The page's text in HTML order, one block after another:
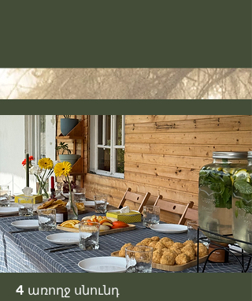
4 առողջ սնունդ